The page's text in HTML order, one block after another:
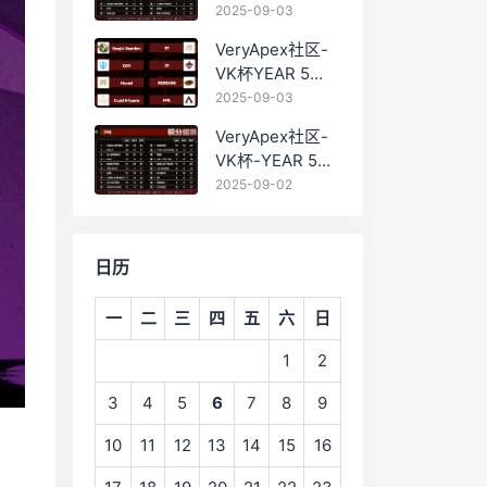
PRO训练赛
名积分：
2025-09-03
VeryApex社区-
VK杯YEAR 5
PRO训练赛
如图:
2025-09-03
VeryApex社区-
VK杯-YEAR 5
PRO训练赛
2025-09-02
日历
一 二 三 四 五 六 日
1 2
3 4 5 6 7 8 9
10 11 12 13 14 15 16